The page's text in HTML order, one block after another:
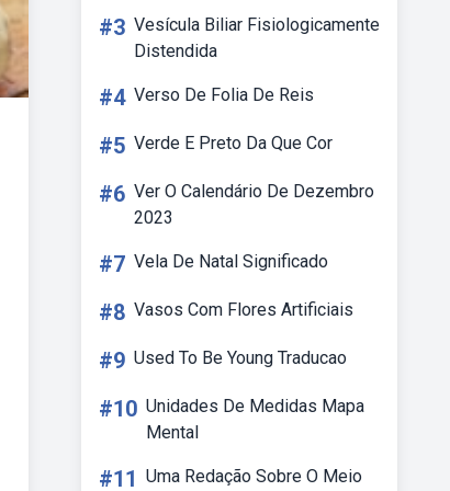
#3 Vesícula Biliar Fisiologicamente
Distendida
#4 Verso De Folia De Reis
#5 Verde E Preto Da Que Cor
#6 Ver O Calendário De Dezembro
2023
#7 Vela De Natal Significado
#8 Vasos Com Flores Artificiais
#9 Used To Be Young Traducao
#10 Unidades De Medidas Mapa
Mental
#11 Uma Redação Sobre O Meio